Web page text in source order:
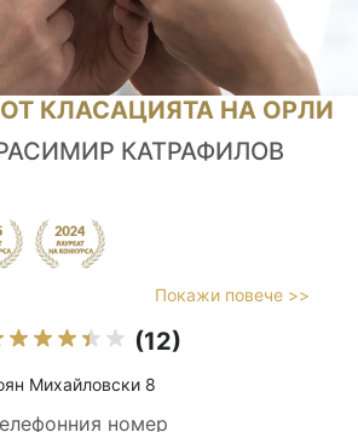
КЛАСАЦИЯТА НА ОРЛИ
КАТРАФИЛОВ
Покажи повече >>
(12)
Михайловски 8
номер